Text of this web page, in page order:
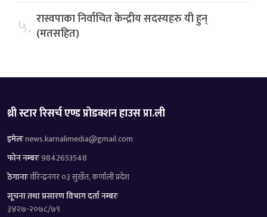
५. रास्वपाका निर्वाचित केन्द्रीय सदस्यहरु यी हुन्
(मतसहित)
थ्री स्टार रिसर्च एण्ड प्रोडक्शन हाउस प्रा.ली
इमेलःnews.karnalimedia@gmail.com
फोन नम्बरः9842653548
ठेगानाःवीरेन्द्रनगर ०३ सुर्खेत, कर्णाली प्रदेश
सूचना तथा प्रसारण विभाग दर्ता नम्बरः
३४२७-२०७८/७९